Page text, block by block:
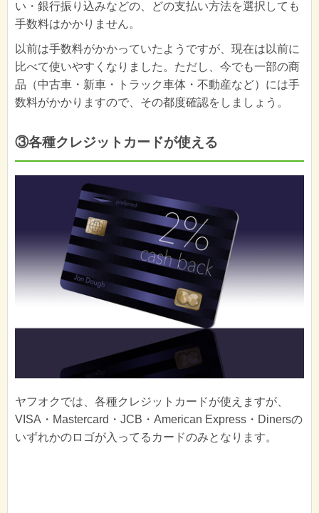
い・銀行振り込みなどの、どの支払い方法を選択しても
手数料はかかりません。
以前は手数料がかかっていたようですが、現在は以前に
比べて使いやすくなりました。ただし、今でも一部の商
品（中古車・新車・トラック車体・不動産など）には手
数料がかかりますので、その都度確認をしましょう。
③各種クレジットカードが使える
ヤフオクでは、各種クレジットカードが使えますが、
VISA・Mastercard・JCB・American Express・Dinersの
いずれかのロゴが入ってるカードのみとなります。